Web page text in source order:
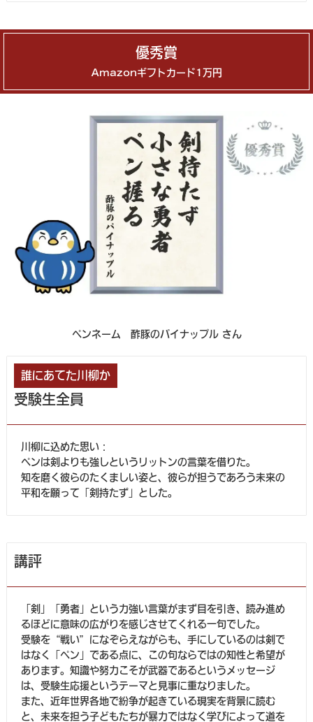
優秀賞
Amazonギフトカード1万円
ペンネーム 酢豚のパイナップル さん
誰にあてた川柳か
受験生全員
川柳に込めた思い：
ペンは剣よりも強しというリットンの言葉を借りた。
知を磨く彼らのたくましい姿と、彼らが担うであろう未来の
平和を願って「剣持たず」とした。
講評
「剣」「勇者」という力強い言葉がまず目を引き、読み進め
るほどに意味の広がりを感じさせてくれる一句でした。
受験を“戦い”になぞらえながらも、手にしているのは剣で
はなく「ペン」である点に、この句ならではの知性と希望が
あります。知識や努力こそが武器であるというメッセージ
は、受験生応援というテーマと見事に重なりました。
また、近年世界各地で紛争が起きている現実を背景に読む
と、未来を担う子どもたちが暴力ではなく学びによって道を